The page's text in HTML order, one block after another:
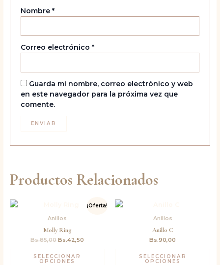
Nombre *
Correo electrónico *
Guarda mi nombre, correo electrónico y web
en este navegador para la próxima vez que
comente.
Productos Relacionados
¡Oferta!
Anillos
Molly Ring
Bs.85,00
original
Bs.85,00.
Bs.42,50
precio
SELECCIONAR
OPCIONES
Anillos
Anillo C
Bs.90,00
SELECCIONAR
OPCIONES